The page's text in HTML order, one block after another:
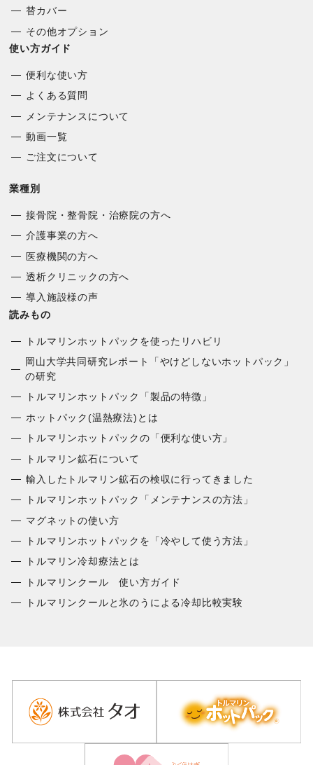
替カバー
その他オプション
使い方ガイド
便利な使い方
よくある質問
メンテナンスについて
動画一覧
ご注文について
業種別
接骨院・整骨院・治療院の方へ
介護事業の方へ
医療機関の方へ
透析クリニックの方へ
導入施設様の声
読みもの
トルマリンホットパックを使ったリハビリ
岡山大学共同研究レポート「やけどしないホットパック」
の研究
トルマリンホットパック「製品の特徴」
ホットパック(温熱療法)とは
トルマリンホットパックの「便利な使い方」
トルマリン鉱石について
輸入したトルマリン鉱石の検収に行ってきました
トルマリンホットパック「メンテナンスの方法」
マグネットの使い方
トルマリンホットパックを「冷やして使う方法」
トルマリン冷却療法とは
トルマリンクール 使い方ガイド
トルマリンクールと氷のうによる冷却比較実験